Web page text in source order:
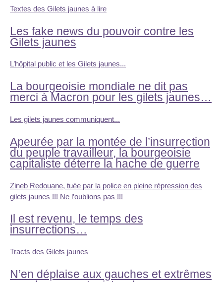
Textes des Gilets jaunes à lire
Les fake news du pouvoir contre les
Gilets jaunes
L’hôpital public et les Gilets jaunes...
La bourgeoisie mondiale ne dit pas
merci à Macron pour les gilets jaunes…
Les gilets jaunes communiquent...
Apeurée par la montée de l’insurrection
du peuple travailleur, la bourgeoisie
capitaliste déterre la hache de guerre
Zineb Redouane, tuée par la police en pleine répression des
gilets jaunes !!! Ne l’oublions pas !!!
Il est revenu, le temps des
insurrections…
Tracts des Gilets jaunes
N’en déplaise aux gauches et extrêmes